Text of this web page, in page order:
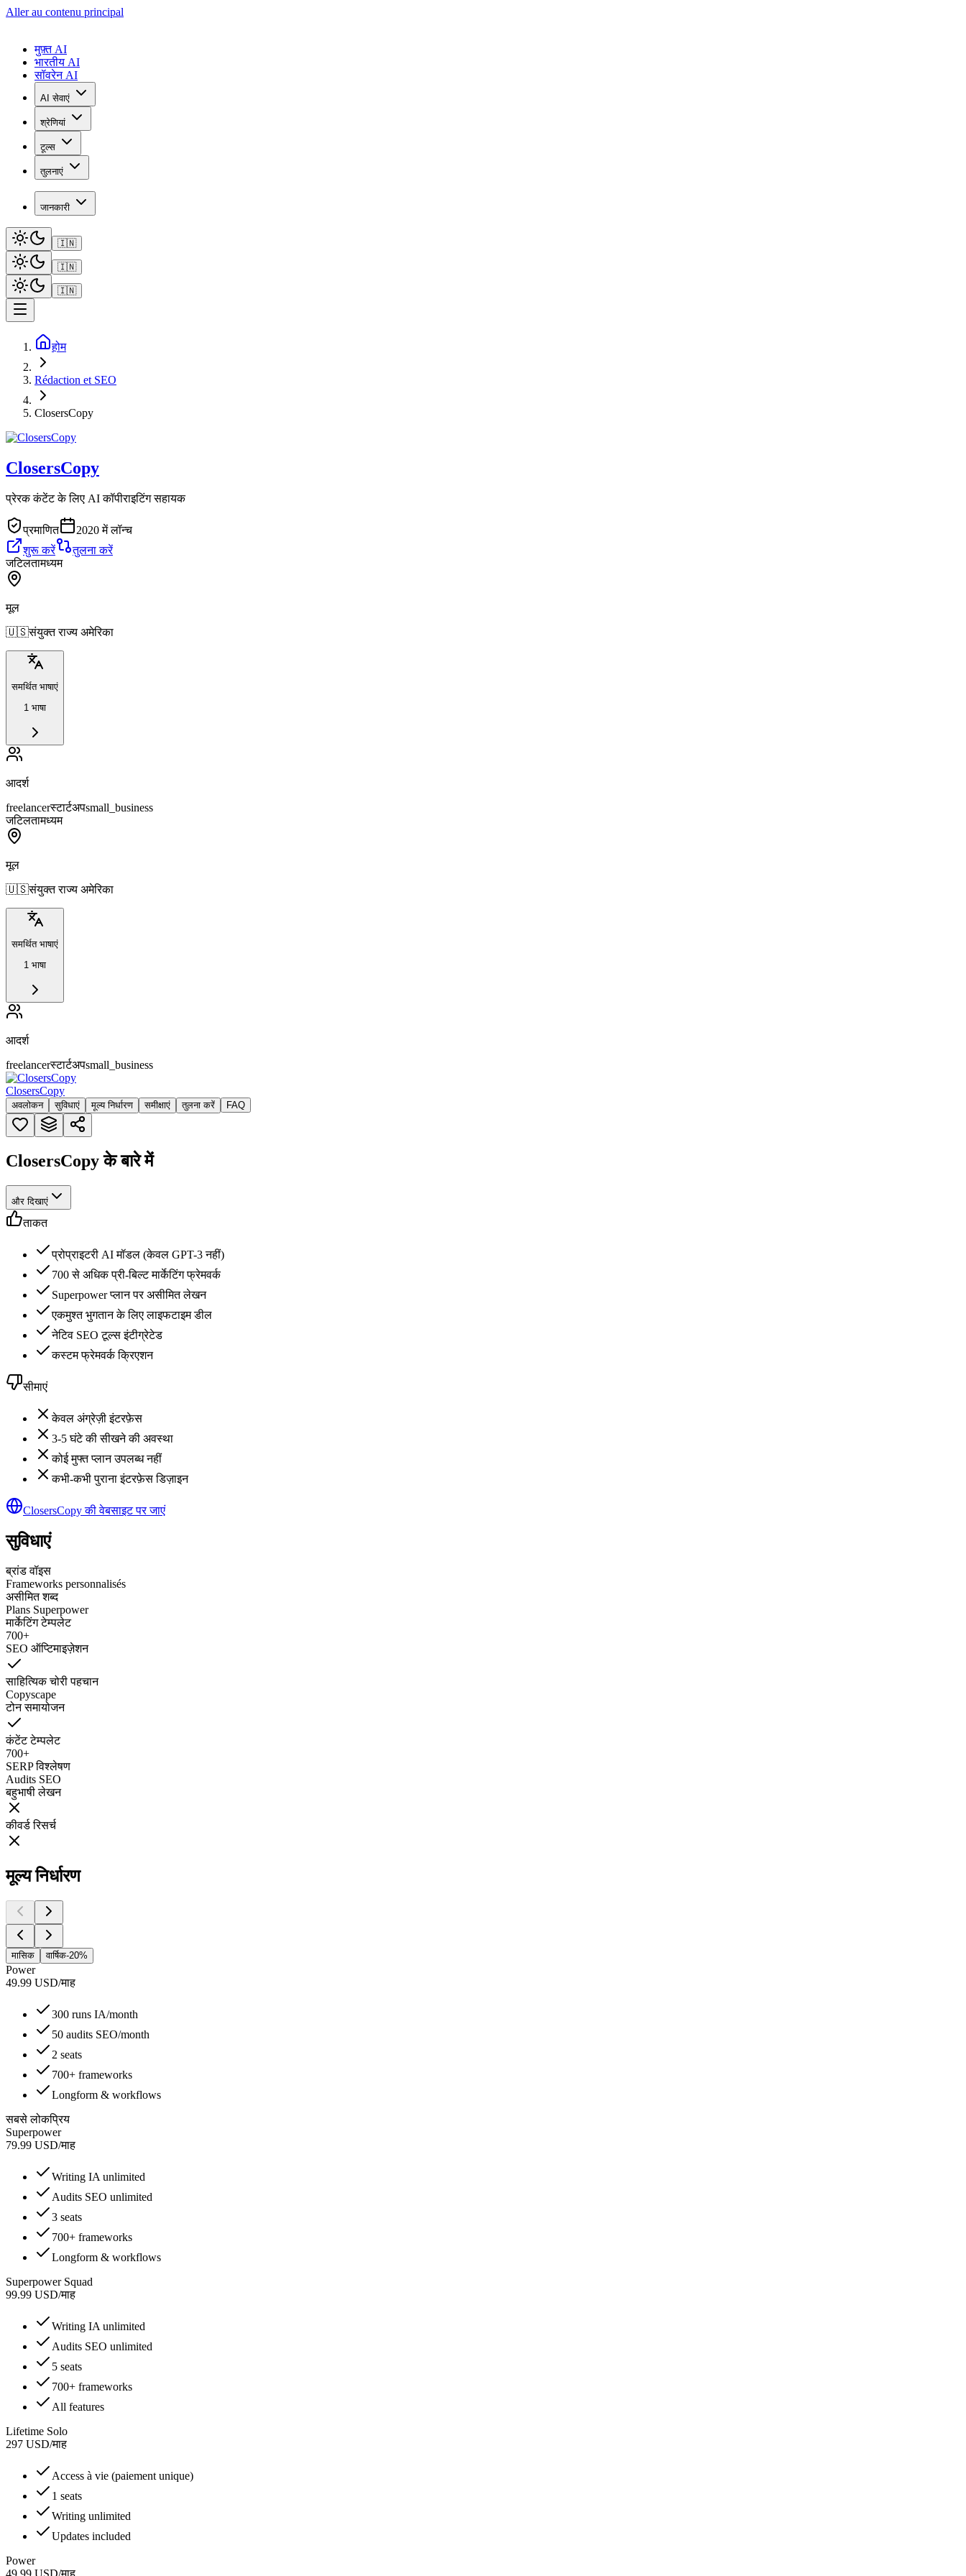
Aller au contenu principal
मुफ़्त AI
भारतीय AI
सॉवरेन AI
AI सेवाएं
श्रेणियां
टूल्स
तुलनाएं
जानकारी
🇮🇳
🇮🇳
🇮🇳
होम
Rédaction et SEO
ClosersCopy
ClosersCopy
प्रेरक कंटेंट के लिए AI कॉपीराइटिंग सहायक
प्रमाणित
2020 में लॉन्च
शुरू करें
तुलना करें
जटिलतामध्यम
मूल
🇺🇸संयुक्त राज्य अमेरिका
समर्थित भाषाएं
1 भाषा
आदर्श
freelancerस्टार्टअपsmall_business
जटिलतामध्यम
मूल
🇺🇸संयुक्त राज्य अमेरिका
समर्थित भाषाएं
1 भाषा
आदर्श
freelancerस्टार्टअपsmall_business
ClosersCopy
अवलोकन सुविधाएं मूल्य निर्धारण समीक्षाएं तुलना करें FAQ
ClosersCopy के बारे में
और दिखाएं
ताकत
प्रोप्राइटरी AI मॉडल (केवल GPT-3 नहीं)
700 से अधिक प्री-बिल्ट मार्केटिंग फ्रेमवर्क
Superpower प्लान पर असीमित लेखन
एकमुश्त भुगतान के लिए लाइफटाइम डील
नेटिव SEO टूल्स इंटीग्रेटेड
कस्टम फ्रेमवर्क क्रिएशन
सीमाएं
केवल अंग्रेज़ी इंटरफ़ेस
3-5 घंटे की सीखने की अवस्था
कोई मुफ्त प्लान उपलब्ध नहीं
कभी-कभी पुराना इंटरफ़ेस डिज़ाइन
ClosersCopy की वेबसाइट पर जाएं
सुविधाएं
ब्रांड वॉइस
Frameworks personnalisés
असीमित शब्द
Plans Superpower
मार्केटिंग टेम्पलेट
700+
SEO ऑप्टिमाइज़ेशन
साहित्यिक चोरी पहचान
Copyscape
टोन समायोजन
कंटेंट टेम्पलेट
700+
SERP विश्लेषण
Audits SEO
बहुभाषी लेखन
कीवर्ड रिसर्च
मूल्य निर्धारण
मासिक वार्षिक-20%
Power
49.99 USD/माह
300 runs IA/month
50 audits SEO/month
2 seats
700+ frameworks
Longform & workflows
सबसे लोकप्रिय
Superpower
79.99 USD/माह
Writing IA unlimited
Audits SEO unlimited
3 seats
700+ frameworks
Longform & workflows
Superpower Squad
99.99 USD/माह
Writing IA unlimited
Audits SEO unlimited
5 seats
700+ frameworks
All features
Lifetime Solo
297 USD/माह
Access à vie (paiement unique)
1 seats
Writing unlimited
Updates included
Power